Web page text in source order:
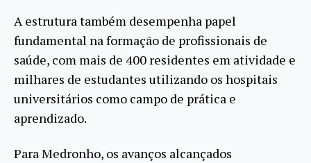
A estrutura também desempenha papel
fundamental na formação de profissionais de
saúde, com mais de 400 residentes em atividade e
milhares de estudantes utilizando os hospitais
universitários como campo de prática e
aprendizado.
Para Medronho, os avanços alcançados